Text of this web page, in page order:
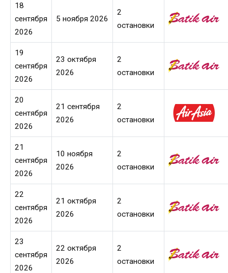
18
сентября
2026
5 ноября 2026
2
остановки
19
сентября
2026
23 октября
2026
2
остановки
20
сентября
2026
21 сентября
2026
2
остановки
21
сентября
2026
10 ноября
2026
2
остановки
22
сентября
2026
21 октября
2026
2
остановки
23
сентября
2026
22 октября
2026
2
остановки